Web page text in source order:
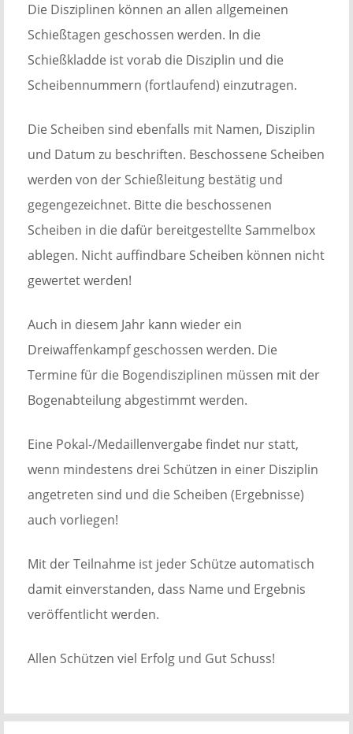
Die Disziplinen können an allen allgemeinen
Schießtagen geschossen werden. In die
Schießkladde ist vorab die Disziplin und die
Scheibennummern (fortlaufend) einzutragen.
Die Scheiben sind ebenfalls mit Namen, Disziplin
und Datum zu beschriften. Beschossene Scheiben
werden von der Schießleitung bestätig und
gegengezeichnet. Bitte die beschossenen
Scheiben in die dafür bereitgestellte Sammelbox
ablegen. Nicht auffindbare Scheiben können nicht
gewertet werden!
Auch in diesem Jahr kann wieder ein
Dreiwaffenkampf geschossen werden. Die
Termine für die Bogendisziplinen müssen mit der
Bogenabteilung abgestimmt werden.
Eine Pokal-/Medaillenvergabe findet nur statt,
wenn mindestens drei Schützen in einer Disziplin
angetreten sind und die Scheiben (Ergebnisse)
auch vorliegen!
Mit der Teilnahme ist jeder Schütze automatisch
damit einverstanden, dass Name und Ergebnis
veröffentlicht werden.
Allen Schützen viel Erfolg und Gut Schuss!